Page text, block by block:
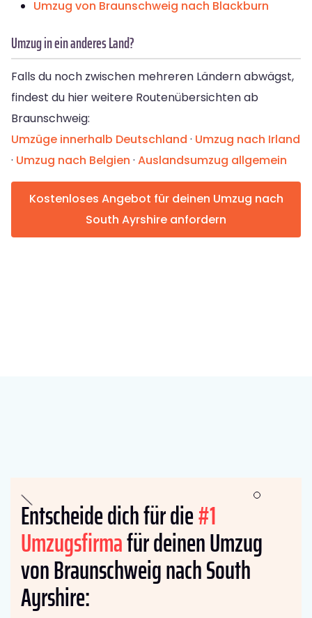
Umzug von Braunschweig nach Blackburn
Umzug in ein anderes Land?
Falls du noch zwischen mehreren Ländern abwägst,
findest du hier weitere Routenübersichten ab
Braunschweig:
Umzüge innerhalb Deutschland · Umzug nach Irland
· Umzug nach Belgien · Auslandsumzug allgemein
Kostenloses Angebot für deinen Umzug nach
South Ayrshire anfordern
Entscheide dich für die#1
Umzugsfirmafür deinen Umzug
von Braunschweig nach South
Ayrshire: